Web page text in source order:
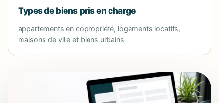
Types de biens pris en charge
appartements en copropriété, logements locatifs,
maisons de ville et biens urbains